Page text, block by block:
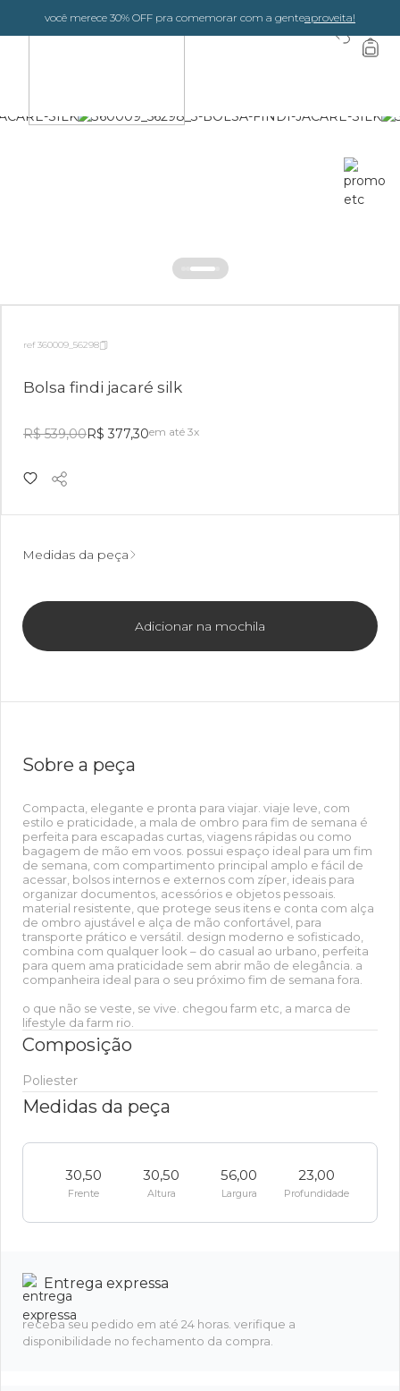
você merece 30% OFF pra comemorar com a genteaproveita!
ref 360009_56298
Bolsa findi jacaré silk
R$ 539,00R$ 377,30em até 3x
Medidas da peça
Adicionar na mochila
Sobre a peça
Compacta, elegante e pronta para viajar. viaje leve, com
estilo e praticidade, a mala de ombro para fim de semana é
perfeita para escapadas curtas, viagens rápidas ou como
bagagem de mão em voos. possui espaço ideal para um fim
de semana, com compartimento principal amplo e fácil de
acessar, bolsos internos e externos com zíper, ideais para
organizar documentos, acessórios e objetos pessoais.
material resistente, que protege seus itens e conta com alça
de ombro ajustável e alça de mão confortável, para
transporte prático e versátil. design moderno e sofisticado,
combina com qualquer look – do casual ao urbano, perfeita
para quem ama praticidade sem abrir mão de elegância. a
companheira ideal para o seu próximo fim de semana fora.
o que não se veste, se vive. chegou farm etc, a marca de
lifestyle da farm rio.
Composição
Poliester
Medidas da peça
30,50
Frente
30,50
Altura
56,00
Largura
23,00
Profundidade
Entrega expressa
receba seu pedido em até 24 horas. verifique a
disponibilidade no fechamento da compra.